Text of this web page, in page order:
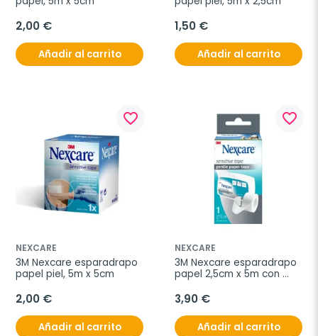
2,00 €
Añadir al carrito
1,50 €
Añadir al carrito
favorite_border
NEXCARE
3M Nexcare esparadrapo
papel piel, 5m x 5cm
2,00 €
Añadir al carrito
favorite_border
NEXCARE
3M Nexcare esparadrapo
papel 2,5cm x 5m con
3,90 €
Añadir al carrito